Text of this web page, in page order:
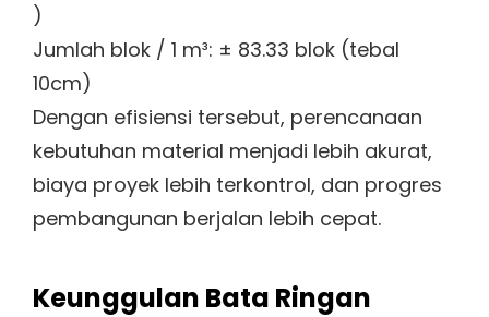
)
Jumlah blok / 1 m³: ± 83.33 blok (tebal
10cm)
Dengan efisiensi tersebut, perencanaan
kebutuhan material menjadi lebih akurat,
biaya proyek lebih terkontrol, dan progres
pembangunan berjalan lebih cepat.
Keunggulan Bata Ringan